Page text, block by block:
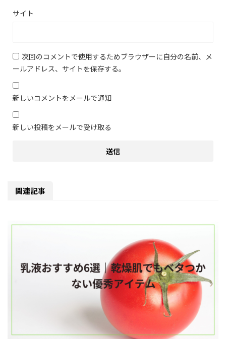
サイト
次回のコメントで使用するためブラウザーに自分の名前、メ
ールアドレス、サイトを保存する。
新しいコメントをメールで通知
新しい投稿をメールで受け取る
関連記事